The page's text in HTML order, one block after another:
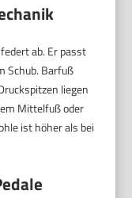
ab. Er passt
Schub. Barfuß
liegen
Mittelfuß oder
ist höher als bei